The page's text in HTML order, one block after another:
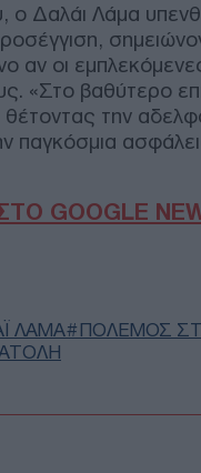
ο Δαλάι Λάμα
αν οι
«Στο βαθύτερο
θέτοντας την
παγκόσμια
GOOGLE
ΛΑΜΑ
ΠΟΛΕΜΟΣ